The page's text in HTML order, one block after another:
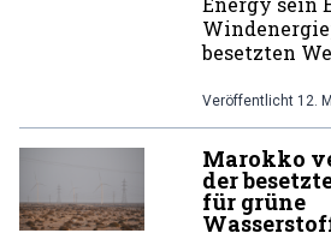
besetzten
Veröffentlicht 12.
Marokko
der
für grüne